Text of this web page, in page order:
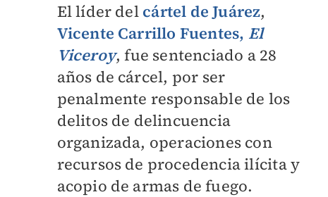
El líder del cártel de Juárez,
Vicente Carrillo Fuentes, El
Viceroy, fue sentenciado a 28
años de cárcel, por ser
penalmente responsable de los
delitos de delincuencia
organizada, operaciones con
recursos de procedencia ilícita y
acopio de armas de fuego.